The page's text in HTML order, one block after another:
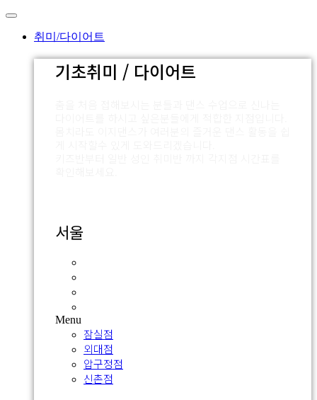
Skip
content취미/다이어트
기초취미 / 다이어트
서울
Menu
잠실점
외대점
압구정점
신촌점